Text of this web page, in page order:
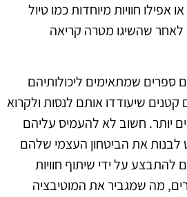
חוויות מיוחדות כמו טיול
לאחר שהשיגו מטרה קריאה
ספרים שמתאימים ליכולותיהם
קטנים שיעודדו אותם לנסות ולקרוא
יותר. חשוב לא להעמיס עליהם
לבנות את הביטחון העצמי שלהם
להתבצע על ידי שיתוף חוויות
מה שמגביר את המוטיבציה